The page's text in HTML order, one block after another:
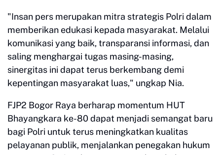
"Insan pers merupakan mitra strategis Polri dalam
memberikan edukasi kepada masyarakat. Melalui
komunikasi yang baik, transparansi informasi, dan
saling menghargai tugas masing-masing,
sinergitas ini dapat terus berkembang demi
kepentingan masyarakat luas," ungkap Nia.
FJP2 Bogor Raya berharap momentum HUT
Bhayangkara ke-80 dapat menjadi semangat baru
bagi Polri untuk terus meningkatkan kualitas
pelayanan publik, menjalankan penegakan hukum